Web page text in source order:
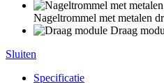
Nageltrommel met metalen
Draag
Sluiten
Specificatie